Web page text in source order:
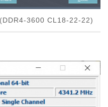
3600 CL18-22-22)